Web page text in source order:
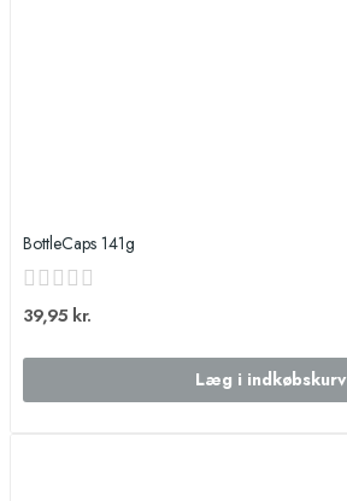
BottleCaps 141g
39,95 kr.
Læg i indkøbskurv